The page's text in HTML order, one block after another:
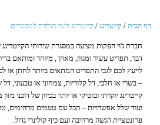
דף הבית / קייטרינג / קייטרינג לימי הולדת למבוגרים
חברת ג'וי הפקות מציעה במסגרת שירותי
דבר, תפריט עשיר ומגוון, מאוזן , מיוחד ומותאם
לייעץ לכם לגבי התפריט המתאים ביותר לחתן
– בשרי או חלבי, דל קלוריות, צמחוני או טבעוני,
קייטרינג יוקרתי ובוטיקי או יותר בכיוון של דוכני
ועוד שלל אפשרויות – הכל עם טעמים מדהימים,
פרזנטציית הגשה מרהיבה ועם כיף קולינרי גדול.